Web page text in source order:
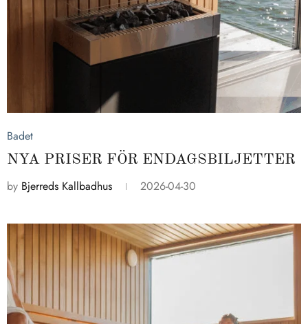
Badet
NYA PRISER FÖR ENDAGSBILJETTER
by Bjerreds Kallbadhus 2026-04-30